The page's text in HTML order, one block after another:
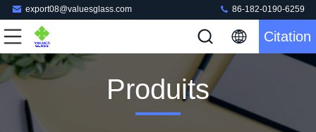
export08@valuesglass.com 86-182-0190-6259
Citation
Produits